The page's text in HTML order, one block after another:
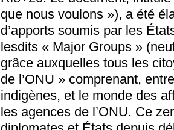
que nous voulons »), a été
d’apports soumis par les
lesdits « Major Groups »
grâce auxquelles tous les
de l’ONU » comprenant,
indigènes, et le monde des
les agences de l’ONU. Ce